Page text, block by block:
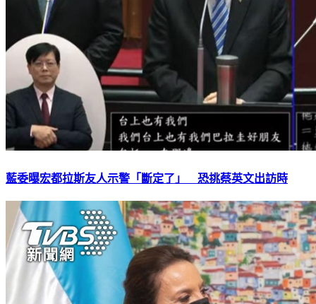
藍委曝宏都拉斯友人示警「斷定了」 恐挑蔡英文出訪時